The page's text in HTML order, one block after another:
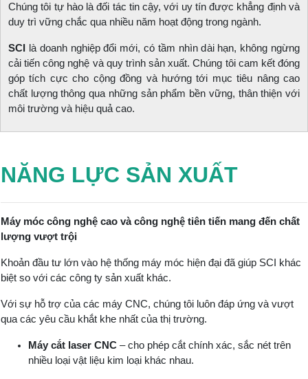
Chúng tôi tự hào là đối tác tin cậy, với uy tín được khẳng định và
duy trì vững chắc qua nhiều năm hoạt động trong ngành.
SCI là doanh nghiệp đổi mới, có tầm nhìn dài hạn, không ngừng
cải tiến công nghệ và quy trình sản xuất. Chúng tôi cam kết đóng
góp tích cực cho cộng đồng và hướng tới mục tiêu nâng cao
chất lượng thông qua những sản phẩm bền vững, thân thiện với
môi trường và hiệu quả cao.
NĂNG LỰC SẢN XUẤT
Máy móc công nghệ cao và công nghệ tiên tiến mang đến chất
lượng vượt trội
Khoản đầu tư lớn vào hệ thống máy móc hiện đại đã giúp SCI khác
biệt so với các công ty sản xuất khác.
Với sự hỗ trợ của các máy CNC, chúng tôi luôn đáp ứng và vượt
qua các yêu cầu khắt khe nhất của thị trường.
Máy cắt laser CNC – cho phép cắt chính xác, sắc nét trên
nhiều loại vật liệu kim loại khác nhau.